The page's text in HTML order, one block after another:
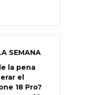
SEMANA
la pena
el
18 Pro?